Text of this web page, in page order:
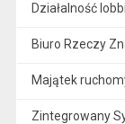
Działalność
Biuro Rzeczy
Majątek
Zintegrowany